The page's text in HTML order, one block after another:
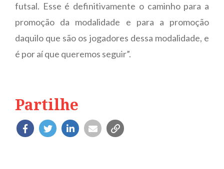
futsal. Esse é definitivamente o caminho para a
promoção da modalidade e para a promoção
daquilo que são os jogadores dessa modalidade, e
é por aí que queremos seguir”.
Partilhe